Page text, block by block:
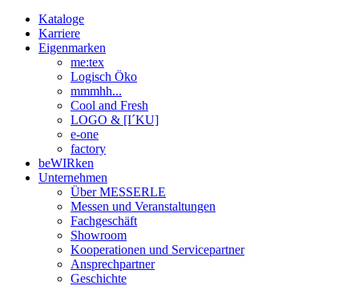
Kataloge
Karriere
Eigenmarken
me:tex
Logisch Öko
mmmhh...
Cool and Fresh
LOGO & [I´KU]
e-one
factory
beWIRken
Unternehmen
Über MESSERLE
Messen und Veranstaltungen
Fachgeschäft
Showroom
Kooperationen und Servicepartner
Ansprechpartner
Geschichte